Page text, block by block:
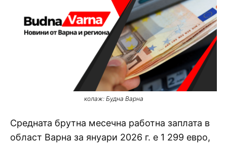
колаж: Будна Варна
Средната брутна месечна работна заплата в
област Варна за януари 2026 г. е 1 299 евро,